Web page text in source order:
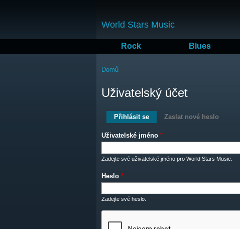
World Stars Music
Rock Blues
Jste zde
Domů
Uživatelský účet
Hlavní záložky
Přihlásit se (aktivní záložka)
Zaslat nové heslo
Uživatelské jméno *
Zadejte své uživatelské jméno pro World Stars Music.
Heslo *
Zadejte své heslo.